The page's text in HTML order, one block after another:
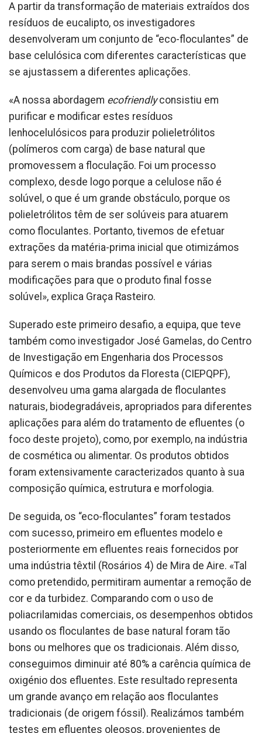
A partir da transformação de materiais extraídos dos
resíduos de eucalipto, os investigadores
desenvolveram um conjunto de “eco-floculantes” de
base celulósica com diferentes características que
se ajustassem a diferentes aplicações.
«A nossa abordagem ecofriendlyconsistiu em
purificar e modificar estes resíduos
lenhocelulósicos para produzir polieletrólitos
(polímeros com carga) de base natural que
promovessem a floculação. Foi um processo
complexo, desde logo porque a celulose não é
solúvel, o que é um grande obstáculo, porque os
polieletrólitos têm de ser solúveis para atuarem
como floculantes. Portanto, tivemos de efetuar
extrações da matéria-prima inicial que otimizámos
para serem o mais brandas possível e várias
modificações para que o produto final fosse
solúvel», explica Graça Rasteiro.
Superado este primeiro desafio, a equipa, que teve
também como investigador José Gamelas, do Centro
de Investigação em Engenharia dos Processos
Químicos e dos Produtos da Floresta (CIEPQPF),
desenvolveu uma gama alargada de floculantes
naturais, biodegradáveis, apropriados para diferentes
aplicações para além do tratamento de efluentes (o
foco deste projeto), como, por exemplo, na indústria
de cosmética ou alimentar. Os produtos obtidos
foram extensivamente caracterizados quanto à sua
composição química, estrutura e morfologia.
De seguida, os “eco-floculantes” foram testados
com sucesso, primeiro em efluentes modelo e
posteriormente em efluentes reais fornecidos por
uma indústria têxtil (Rosários 4) de Mira de Aire. «Tal
como pretendido, permitiram aumentar a remoção de
cor e da turbidez. Comparando com o uso de
poliacrilamidas comerciais, os desempenhos obtidos
usando os floculantes de base natural foram tão
bons ou melhores que os tradicionais. Além disso,
conseguimos diminuir até 80% a carência química de
oxigénio dos efluentes. Este resultado representa
um grande avanço em relação aos floculantes
tradicionais (de origem fóssil). Realizámos também
testes em efluentes oleosos, provenientes de